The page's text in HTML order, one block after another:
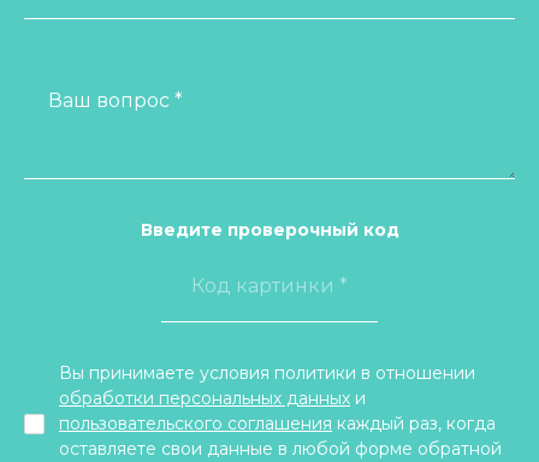
Ваш вопрос *
Введите проверочный код
Вы принимаете условия политики в отношении
обработки персональных данных и
пользовательского соглашения каждый раз, когда
оставляете свои данные в любой форме обратной